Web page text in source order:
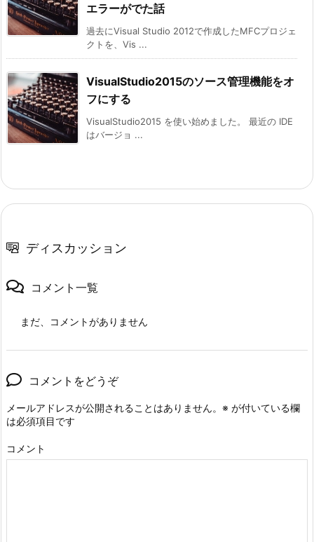
エラーがでた話
過去にVisual Studio 2012で作成したMFCプロジェ
クトを、Vis ...
VisualStudio2015のソース管理機能をオ
フにする
VisualStudio2015 を使い始めました。 最近の IDE
はバージョ ...
ディスカッション
コメント一覧
まだ、コメントがありません
コメントをどうぞ
メールアドレスが公開されることはありません。 ※ が付いている欄
は必須項目です
コメント